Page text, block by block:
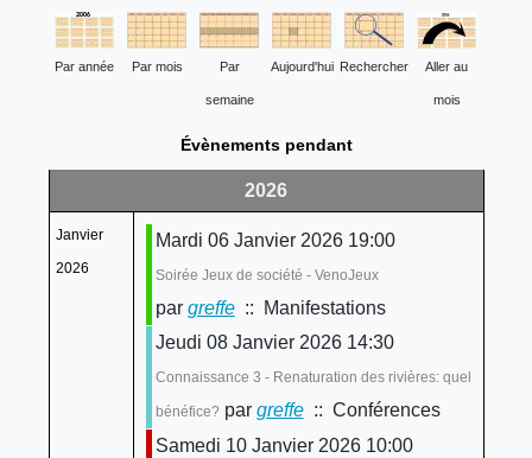
Par année Par mois Par
semaine
Aujourd'hui Rechercher Aller au
mois
Évènements pendant
2026
Janvier
2026
Mardi 06 Janvier 2026 19:00
Soirée Jeux de société - VenoJeux
par greffe:: Manifestations
Jeudi 08 Janvier 2026 14:30
Connaissance 3 - Renaturation des rivières: quel
bénéfice? par greffe:: Conférences
Samedi 10 Janvier 2026 10:00